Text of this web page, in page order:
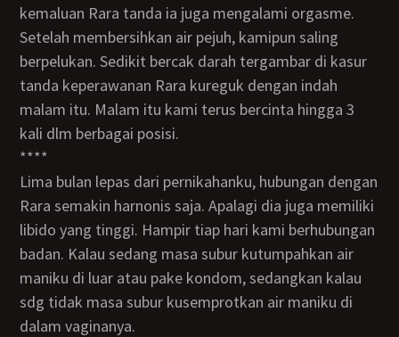
kemaluan Rara tanda ia juga mengalami orgasme.
Setelah membersihkan air pejuh, kamipun saling
berpelukan. Sedikit bercak darah tergambar di kasur
tanda keperawanan Rara kureguk dengan indah
malam itu. Malam itu kami terus bercinta hingga 3
kali dlm berbagai posisi.
****
Lima bulan lepas dari pernikahanku, hubungan dengan
Rara semakin harnonis saja. Apalagi dia juga memiliki
libido yang tinggi. Hampir tiap hari kami berhubungan
badan. Kalau sedang masa subur kutumpahkan air
maniku di luar atau pake kondom, sedangkan kalau
sdg tidak masa subur kusemprotkan air maniku di
dalam vaginanya.